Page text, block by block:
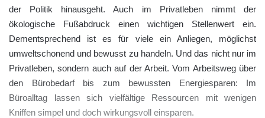
der Politik hinausgeht. Auch im Privatleben nimmt der
ökologische Fußabdruck einen wichtigen Stellenwert ein.
Dementsprechend ist es für viele ein Anliegen, möglichst
umweltschonend und bewusst zu handeln. Und das nicht nur im
Privatleben, sondern auch auf der Arbeit. Vom Arbeitsweg über
den Bürobedarf bis zum bewussten Energiesparen: Im
Büroalltag lassen sich vielfältige Ressourcen mit wenigen
Kniffen simpel und doch wirkungsvoll einsparen.